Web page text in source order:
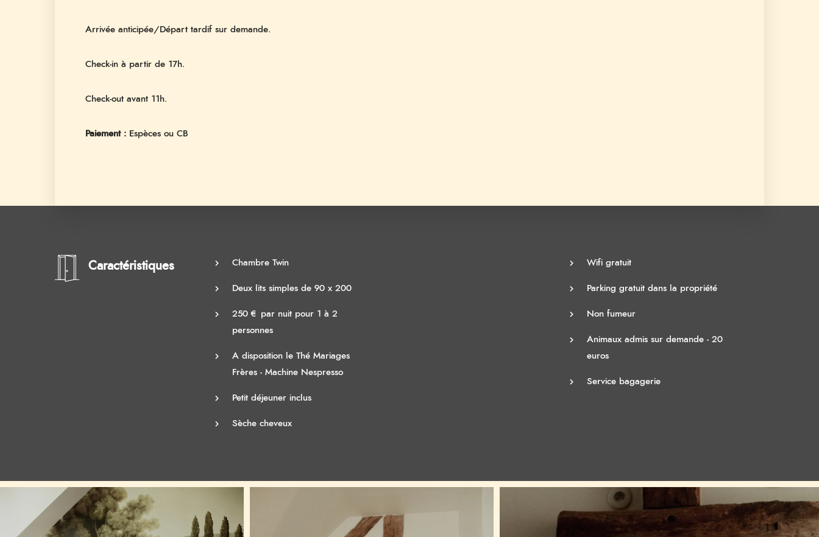
Arrivée anticipée/Départ tardif sur demande.
Check-in à partir de 17h.
Check-out avant 11h.
Paiement : Espèces ou CB
Caractéristiques Chambre Twin
Deux lits simples de 90 x 200
250 € par nuit pour 1 à 2
personnes
A disposition le Thé Mariages
Frères - Machine Nespresso
Petit déjeuner inclus
Sèche cheveux
Wifi gratuit
Parking gratuit dans la propriété
Non fumeur
Animaux admis sur demande - 20
euros
Service bagagerie